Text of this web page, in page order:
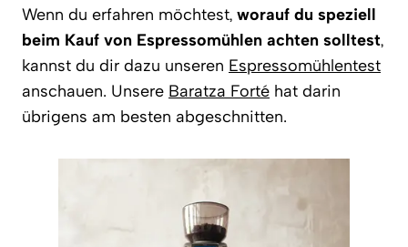
Wenn du erfahren möchtest, worauf du speziell
beim Kauf von Espressomühlen achten solltest,
kannst du dir dazu unseren Espressomühlentest
anschauen. Unsere Baratza Forté hat darin
übrigens am besten abgeschnitten.